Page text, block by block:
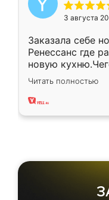
3 августа
Заказала себе
Ренессанс где
новую
вполне
два года,
Читать полностью